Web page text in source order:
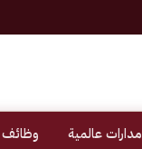
مدارات عالمية وظائف